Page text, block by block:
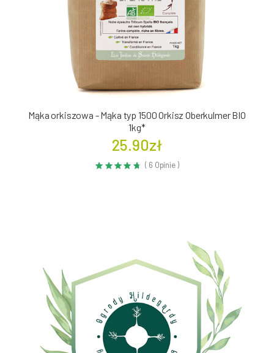
Mąka orkiszowa - Mąka typ 1500 Orkisz Oberkulmer BIO
1kg*
25.90zł
( 6 Opinie )